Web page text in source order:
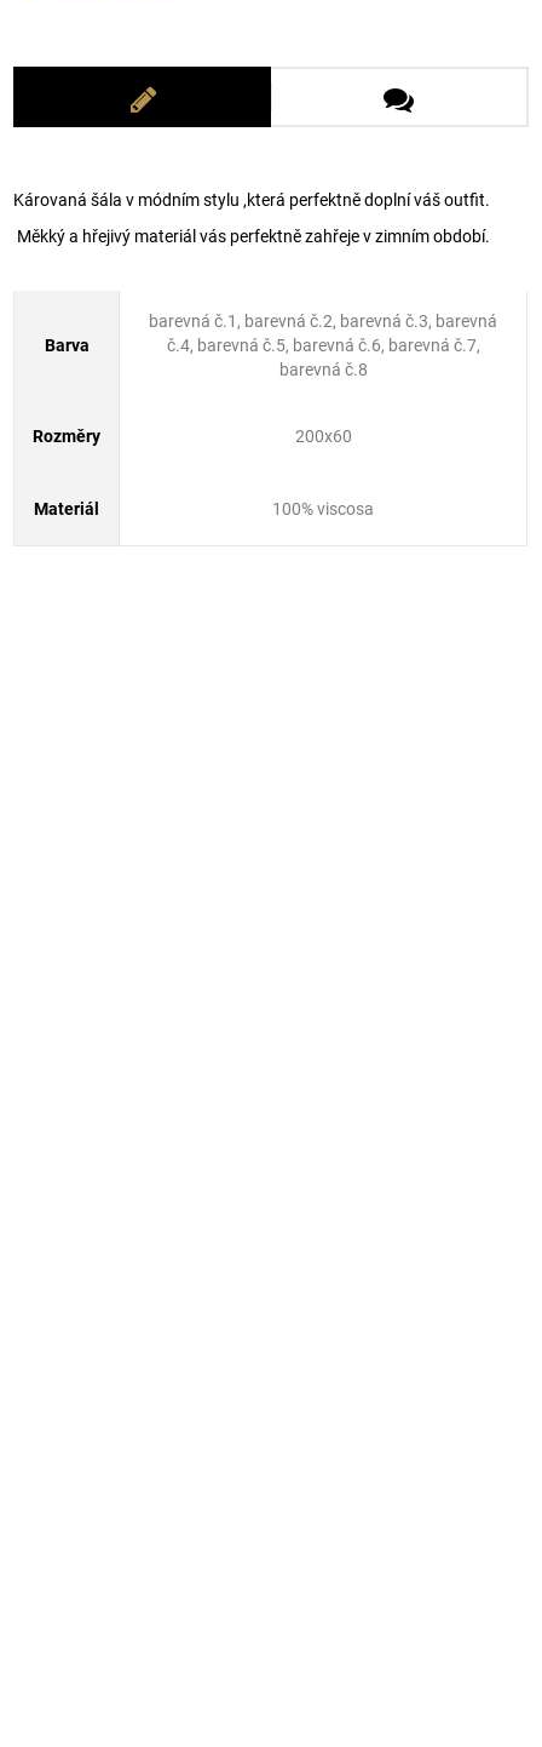
Károvaná šála v módním stylu ,která perfektně doplní váš outfit.
Měkký a hřejivý materiál vás perfektně zahřeje v zimním období.
Barva
barevná č.1, barevná č.2, barevná č.3, barevná
č.4, barevná č.5, barevná č.6, barevná č.7,
barevná č.8
Rozměry 200x60
Materiál 100% viscosa